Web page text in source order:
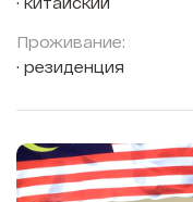
Проживание:
резиденция